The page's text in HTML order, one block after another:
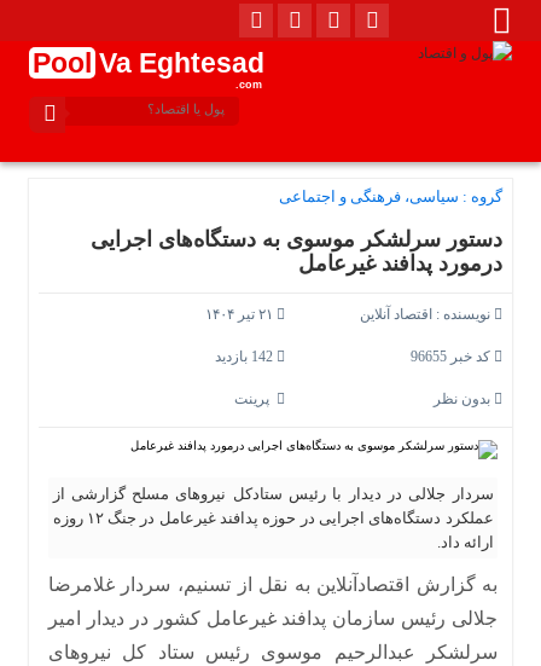
Pool Va Eghtesad
.com
گروه : سیاسی، فرهنگی و اجتماعی
دستور سرلشکر موسوی به دستگاه‌های اجرایی
درمورد پدافند غیرعامل
نویسنده : اقتصاد آنلاین
کد خبر 96655 142 بازدید
بدون نظر پرینت
سردار جلالی در دیدار با رئیس ستادکل نیرو‌های مسلح گزارشی از
عملکرد دستگاه‌های اجرایی در حوزه پدافند غیرعامل در جنگ ۱۲ روزه
ارائه داد.
به گزارش اقتصادآنلاین به نقل از تسنیم، سردار غلامرضا
جلالی رئیس سازمان پدافند غیرعامل کشور در دیدار امیر
سرلشکر عبدالرحیم موسوی رئیس ستاد کل نیرو‌های